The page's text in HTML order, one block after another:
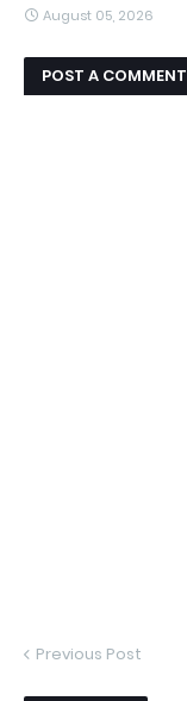
August 05, 2026
POST A COMMENT
Previous Post